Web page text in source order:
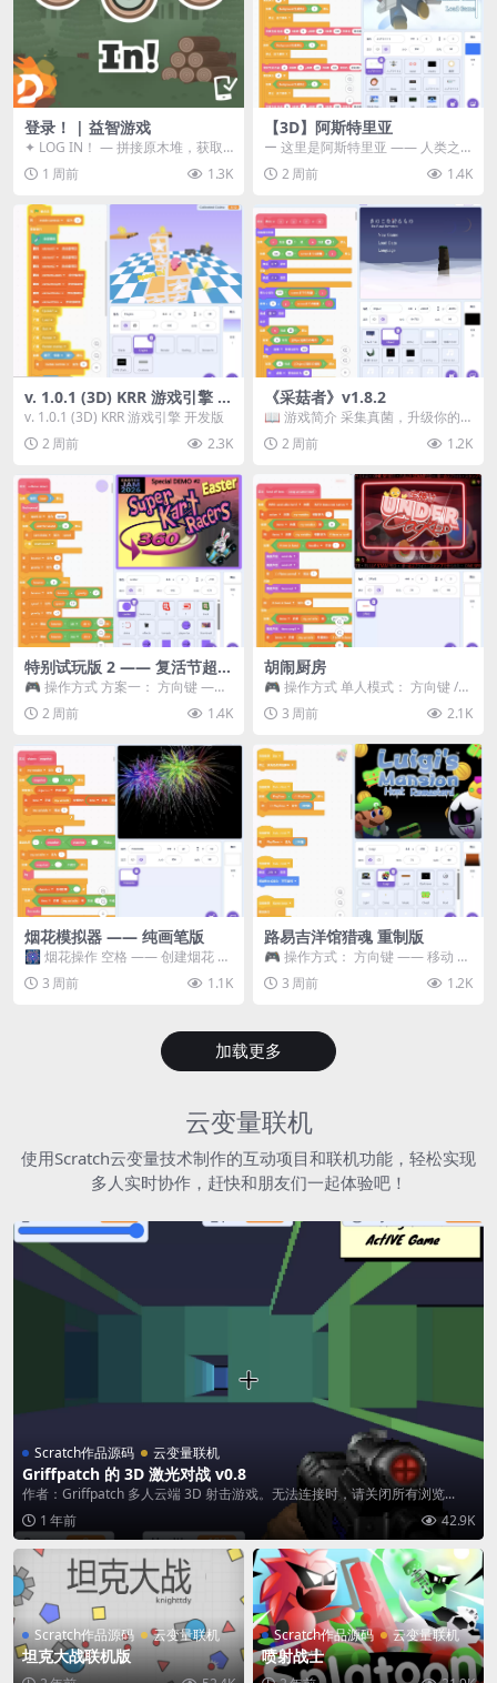
登录！ | 益智游戏
✦ LOG IN！ — 拼接原木堆，获取
分数！ ᑕ☲◎ ᑕ☲◎ ᑕ☲◎ ᑕ☲◎ ...
1 周前 1.3K
【3D】阿斯特里亚
ー 这里是阿斯特里亚 —— 人类之
罪与未来希望交汇之地 📖 游戏简
介 《阿斯特里...
2 周前 1.4K
v. 1.0.1 (3D) KRR 游戏引擎 开
发版
v. 1.0.1 (3D) KRR 游戏引擎 开发版
2 周前
2.3K
《采菇者》v1.8.2
📖 游戏简介 采集真菌，升级你的
机体，并前往未知领域探索。 这是
一款静谧的探索冒...
2 周前 1.2K
特别试玩版 2 —— 复活节超级
卡丁车赛
🎮 操作方式 方案一： 方向键 ——
移动 Z —— 跳跃 / 漂移 方案二： ...
2 周前 1.4K
胡闹厨房
🎮 操作方式 单人模式： 方向键 /
WASD —— 移动 Z / K —— 抓...
3 周前 2.1K
烟花模拟器 —— 纯画笔版
🎆 烟花操作 空格 —— 创建烟花 1
~ 3 —— 切换烟花类型 普通烟花
嘶...3 周前 1.1K
路易吉洋馆猎魂 重制版
🎮 操作方式： 方向键 —— 移动 &
跳跃 空格 —— 打开宝箱 将你...
3 周前 1.2K
加载更多
云变量联机
使用Scratch云变量技术制作的互动项目和联机功能，轻松实现
多人实时协作，赶快和朋友们一起体验吧！
Scratch作品源码 云变量联机
Griffpatch 的 3D 激光对战 v0.8
作者：Griffpatch 多人云端 3D 射击游戏。无法连接时，请关闭所有浏览...
1 年前
42.9K
Scratch作品源码 云变量联机
坦克大战联机版
Scratch作品源码 云变量联机
喷射战士